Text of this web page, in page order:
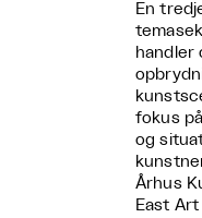
En
handler
fokus
og
Århus
East